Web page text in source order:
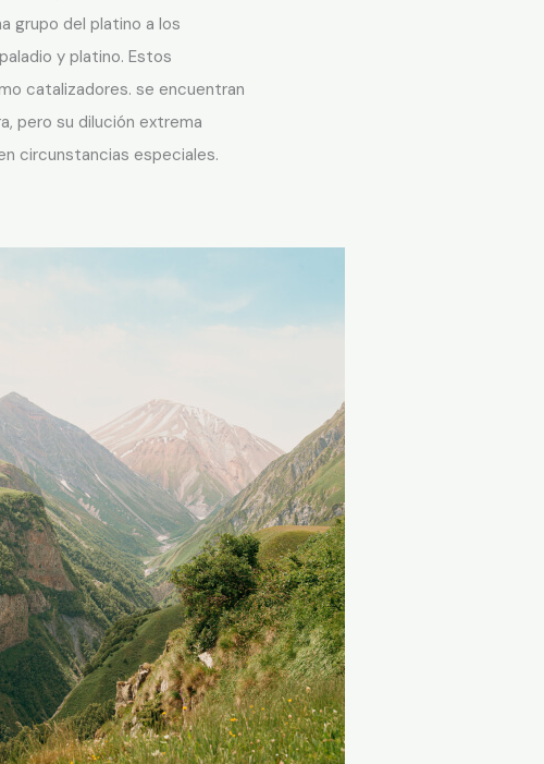
grupo del platino a los
y platino. Estos
catalizadores. se encuentran
pero su dilución extrema
circunstancias especiales.